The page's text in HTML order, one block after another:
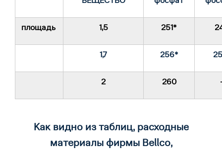
площадь 1,5 251*
1,7 256*
2 260 -
Как видно из таблиц, расходные
материалы фирмы Bellco,